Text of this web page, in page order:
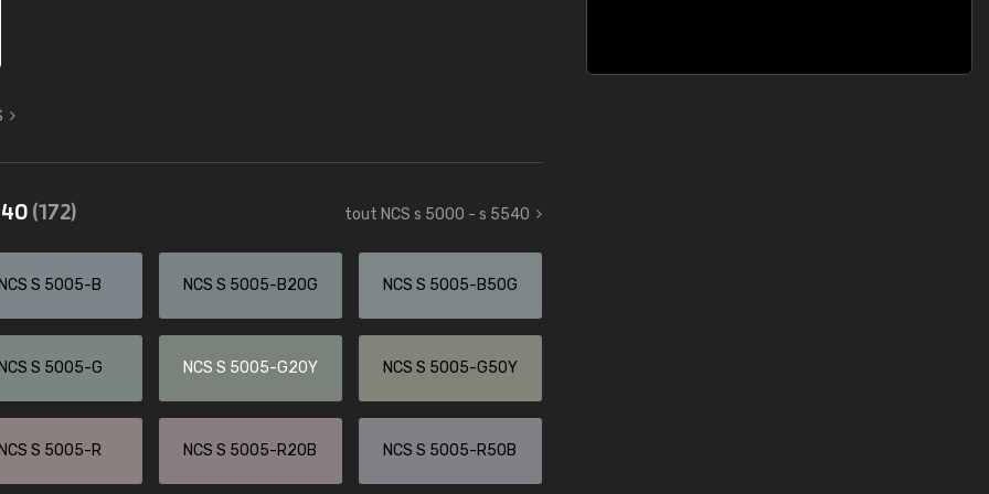
(172) tout NCS s 5000 - s 5540
S 5005-B NCS S 5005-B20G NCS S 5005-B50G
S 5005-G NCS S 5005-G20Y NCS S 5005-G50Y
S 5005-R NCS S 5005-R20B NCS S 5005-R50B